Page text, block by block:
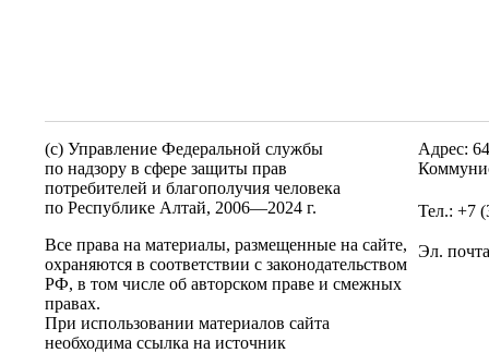
(c) Управление Федеральной службы
по надзору в сфере защиты прав
потребителей и благополучия человека
по Республике Алтай, 2006—2024 г.
Все права на материалы, размещенные на сайте,
охраняются в соответствии с законодательством
РФ, в том числе об авторском праве и смежных
правах.
При использовании материалов сайта
необходима ссылка на источник
Адрес:
Тел.: +7
Эл.